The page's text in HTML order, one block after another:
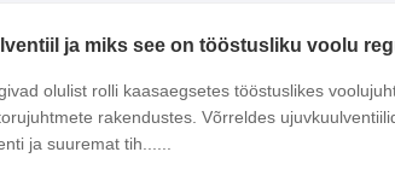
ja miks see on tööstusliku voolu
olulist rolli kaasaegsetes tööstuslikes
rakendustes. Võrreldes
ja suuremat tih......